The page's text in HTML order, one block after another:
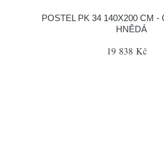
POSTEL PK 34 140X200 CM -
HNĚDÁ
19 838 Kč